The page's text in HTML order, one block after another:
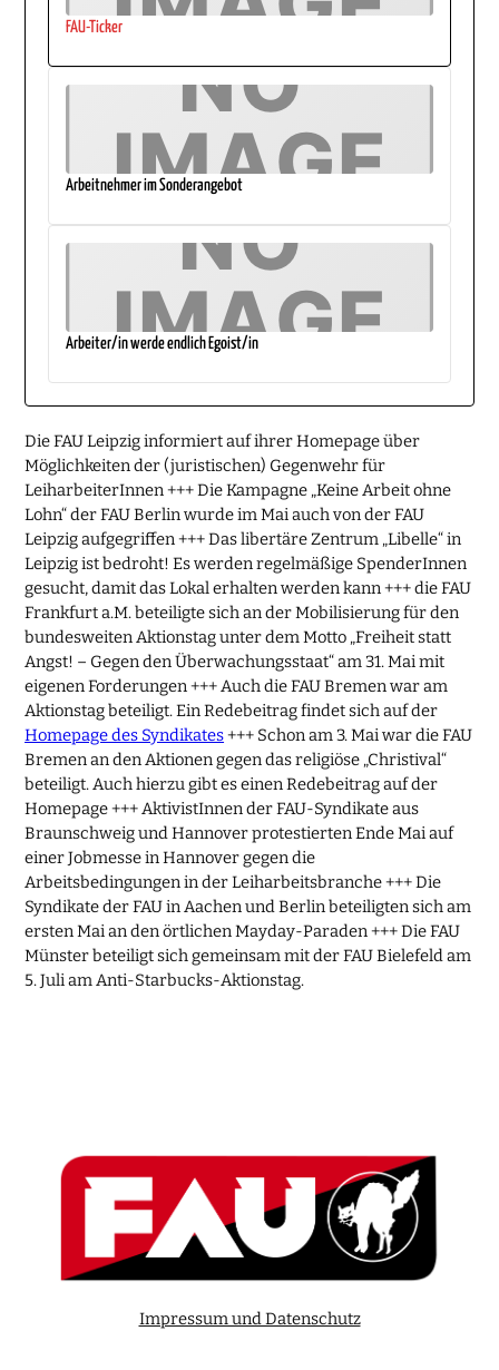
FAU-Ticker
Arbeitnehmer im Sonderangebot
Arbeiter/in werde endlich Egoist/in
Die FAU Leipzig informiert auf ihrer Homepage über
Möglichkeiten der (juristischen) Gegenwehr für
LeiharbeiterInnen +++ Die Kampagne „Keine Arbeit ohne
Lohn“ der FAU Berlin wurde im Mai auch von der FAU
Leipzig aufgegriffen +++ Das libertäre Zentrum „Libelle“ in
Leipzig ist bedroht! Es werden regelmäßige SpenderInnen
gesucht, damit das Lokal erhalten werden kann +++ die FAU
Frankfurt a.M. beteiligte sich an der Mobilisierung für den
bundesweiten Aktionstag unter dem Motto „Freiheit statt
Angst! – Gegen den Überwachungsstaat“ am 31. Mai mit
eigenen Forderungen +++ Auch die FAU Bremen war am
Aktionstag beteiligt. Ein Redebeitrag findet sich auf der
Homepage des Syndikates+++ Schon am 3. Mai war die FAU
Bremen an den Aktionen gegen das religiöse „Christival“
beteiligt. Auch hierzu gibt es einen Redebeitrag auf der
Homepage +++ AktivistInnen der FAU-Syndikate aus
Braunschweig und Hannover protestierten Ende Mai auf
einer Jobmesse in Hannover gegen die
Arbeitsbedingungen in der Leiharbeitsbranche +++ Die
Syndikate der FAU in Aachen und Berlin beteiligten sich am
ersten Mai an den örtlichen Mayday-Paraden +++ Die FAU
Münster beteiligt sich gemeinsam mit der FAU Bielefeld am
5. Juli am Anti-Starbucks-Aktionstag.
Impressum und Datenschutz